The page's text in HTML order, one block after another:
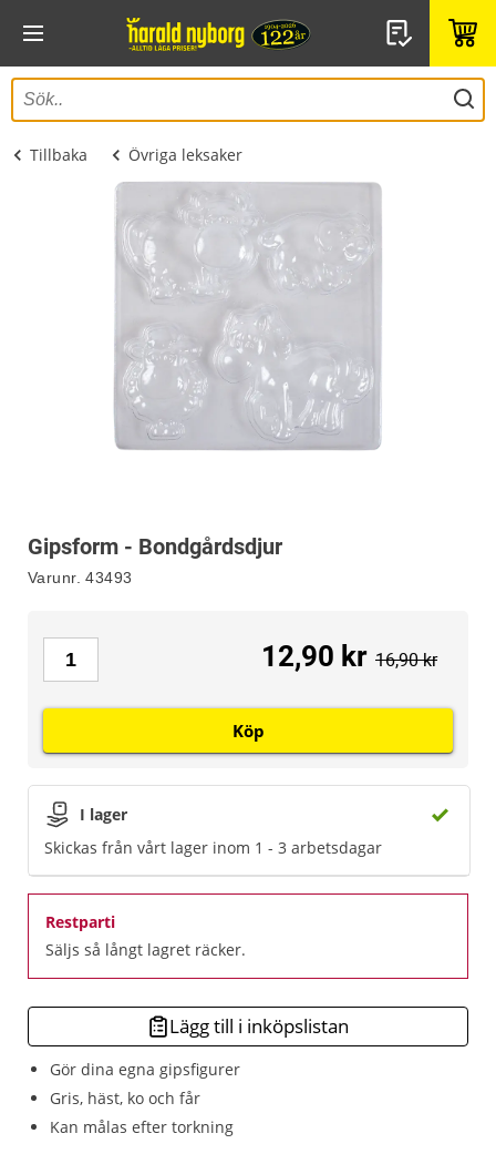
Tillbaka Övriga leksaker
Gipsform - Bondgårdsdjur
Varunr. 43493
Gör dina egna gipsfigurer
Gris, häst, ko och får
Kan målas efter torkning
I lager
Skickas från vårt lager inom 1 - 3 arbetsdagar
Restparti
Säljs så långt lagret räcker.
12,90 kr 16,90 kr
Köp
Lägg till i inköpslistan